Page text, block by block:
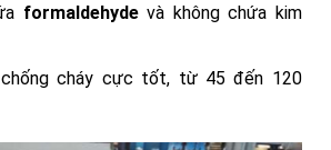
formaldehydevà không chứa kim
chống cháy cực tốt, từ 45 đến 120